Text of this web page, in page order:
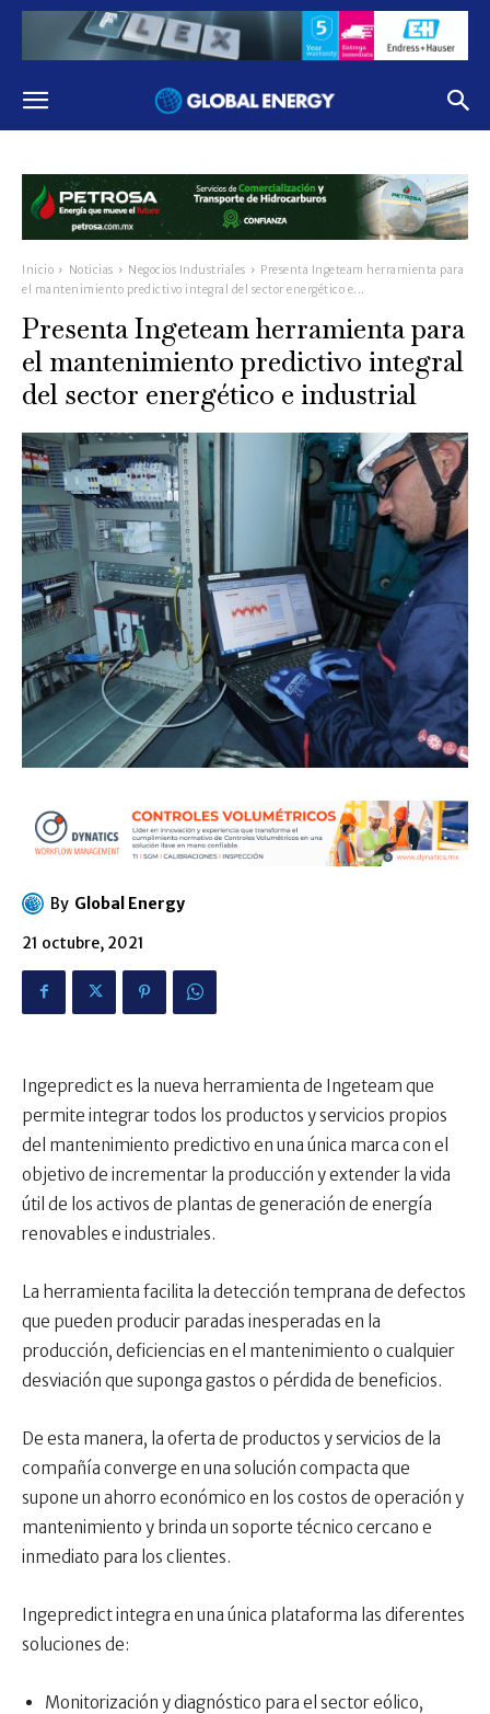
Inicio Noticias Negocios Industriales
Presenta Ingeteam herramienta para
el mantenimiento predictivo integral del sector energético e...
Presenta Ingeteam herramienta para
el mantenimiento predictivo integral
del sector energético e industrial
By Global Energy
21 octubre, 2021
Ingepredict es la nueva herramienta de Ingeteam que
permite integrar todos los productos y servicios propios
del mantenimiento predictivo en una única marca con el
objetivo de incrementar la producción y extender la vida
útil de los activos de plantas de generación de energía
renovables e industriales.
La herramienta facilita la detección temprana de defectos
que pueden producir paradas inesperadas en la
producción, deficiencias en el mantenimiento o cualquier
desviación que suponga gastos o pérdida de beneficios.
De esta manera, la oferta de productos y servicios de la
compañía converge en una solución compacta que
supone un ahorro económico en los costos de operación y
mantenimiento y brinda un soporte técnico cercano e
inmediato para los clientes.
Ingepredict integra en una única plataforma las diferentes
soluciones de:
Monitorización y diagnóstico para el sector eólico,